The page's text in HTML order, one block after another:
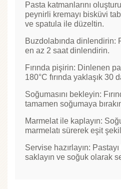
Pasta katmanlarını
peynirli kremayı bisküvi
ve spatula ile düzeltin.
Buzdolabında dinlendirin:
en az 2 saat dinlendirin.
Fırında pişirin: Dinlenen
180°C fırında yaklaşık 30
Soğumasını bekleyin:
tamamen soğumaya
Marmelat ile kaplayın:
marmelatı sürerek eşit
Servise hazırlayın:
saklayın ve soğuk olarak